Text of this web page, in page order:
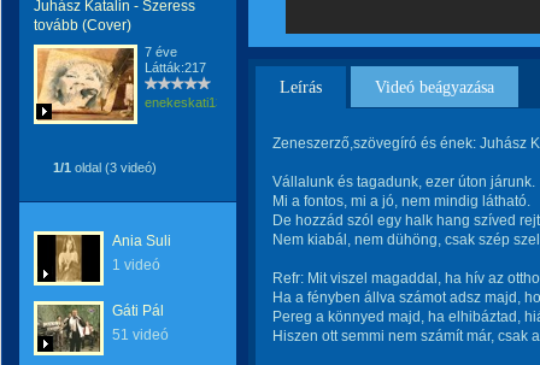
Juhász Katalin - Szeress
tovább (Cover)
7 éve
Látták:217
enekeskati13
1/1 oldal (3 videó)
Ania Suli
1 videó
Gáti Pál
51 videó
Leírás Videó beágyazása
Zeneszerző,szövegíró és ének: Juhász
Vállalunk és tagadunk, ezer úton járunk.
Mi a fontos, mi a jó, nem mindig látható.
De hozzád szól egy halk hang szíved
Nem kiabál, nem dühöng, csak szép
Refr: Mit viszel magaddal, ha hív az
Ha a fényben állva számot adsz majd,
Pereg a könnyed majd, ha elhibáztad,
Hiszen ott semmi nem számít már, csak